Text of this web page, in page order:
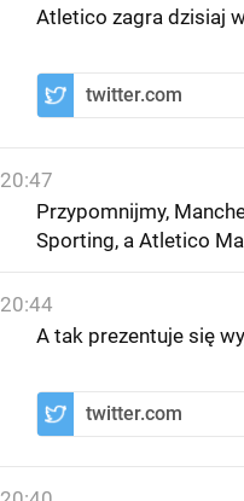
Atletico zagra dzisiaj
twitter.com
20:47
Przypomnijmy,
Sporting, a Atletico
20:44
A tak prezentuje się
twitter.com